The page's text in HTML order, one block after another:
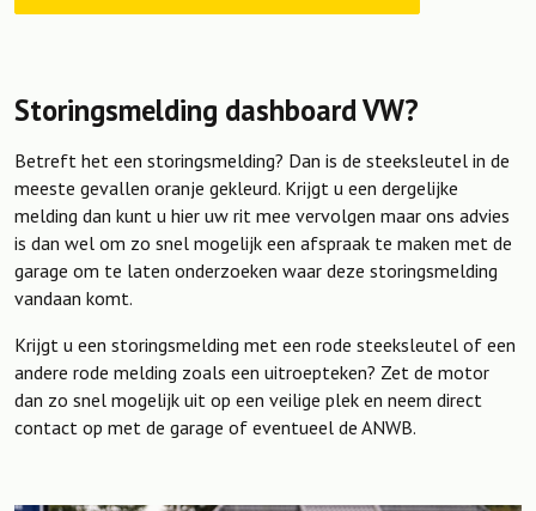
Storingsmelding dashboard VW?
Betreft het een storingsmelding? Dan is de steeksleutel in de
meeste gevallen oranje gekleurd. Krijgt u een dergelijke
melding dan kunt u hier uw rit mee vervolgen maar ons advies
is dan wel om zo snel mogelijk een afspraak te maken met de
garage om te laten onderzoeken waar deze storingsmelding
vandaan komt.
Krijgt u een storingsmelding met een rode steeksleutel of een
andere rode melding zoals een uitroepteken? Zet de motor
dan zo snel mogelijk uit op een veilige plek en neem direct
contact op met de garage of eventueel de ANWB.